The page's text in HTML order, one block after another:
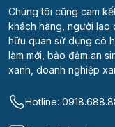
Chúng tôi cũng cam
khách hàng, người lao
hữu quan sử dụng có
làm mới, bảo đảm an
xanh, doanh nghiệp
Hotline: